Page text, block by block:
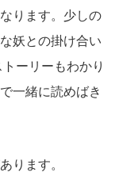
ります。少しの
妖との掛け合い
ーリーもわかり
一緒に読めばき
ります。